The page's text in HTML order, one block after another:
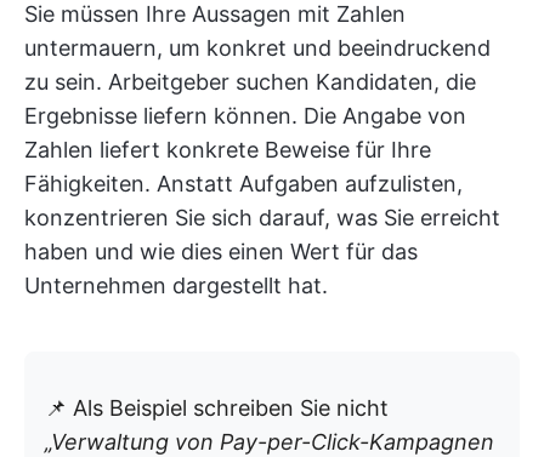
Sie müssen Ihre Aussagen mit Zahlen
untermauern, um konkret und beeindruckend
zu sein. Arbeitgeber suchen Kandidaten, die
Ergebnisse liefern können. Die Angabe von
Zahlen liefert konkrete Beweise für Ihre
Fähigkeiten. Anstatt Aufgaben aufzulisten,
konzentrieren Sie sich darauf, was Sie erreicht
haben und wie dies einen Wert für das
Unternehmen dargestellt hat.
📌 Als Beispiel schreiben Sie nicht
„Verwaltung von Pay-per-Click-Kampagnen